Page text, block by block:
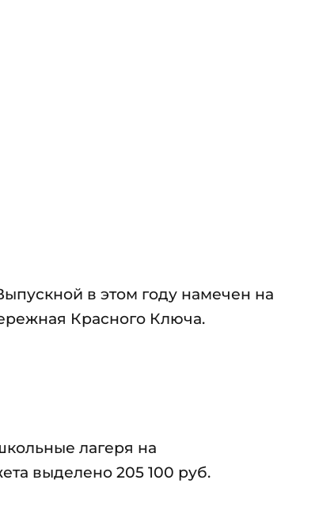
в этом году намечен на
Красного Ключа.
лагеря на
выделено 205 100 руб.